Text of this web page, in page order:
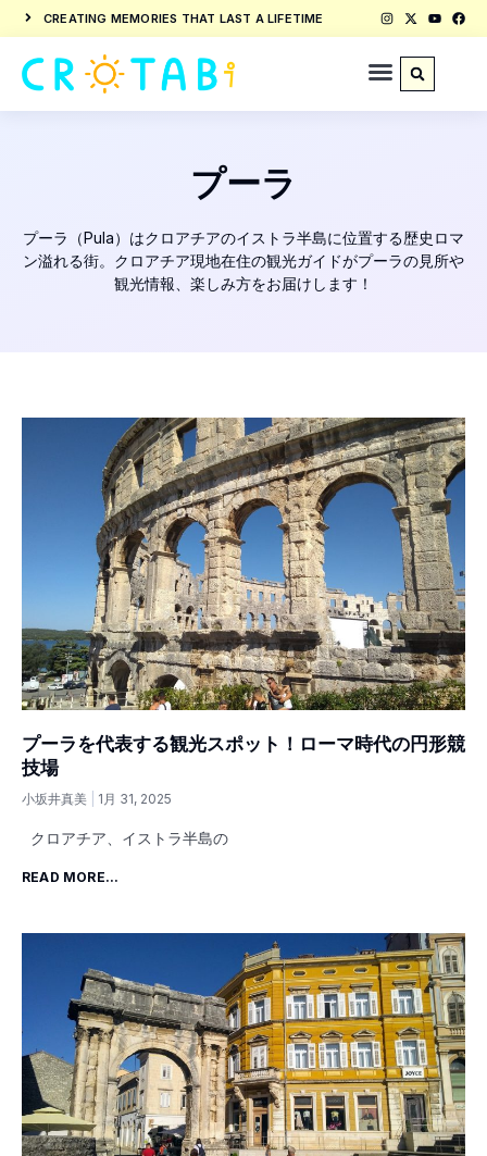
CREATING MEMORIES THAT LAST A LIFETIME
プーラ
プーラ（Pula）はクロアチアのイストラ半島に位置する歴史ロマ
ン溢れる街。クロアチア現地在住の観光ガイドがプーラの見所や
観光情報、楽しみ方をお届けします！
プーラを代表する観光スポット！ローマ時代の円形競
技場
小坂井真美 1月 31, 2025
クロアチア、イストラ半島の
READ MORE...